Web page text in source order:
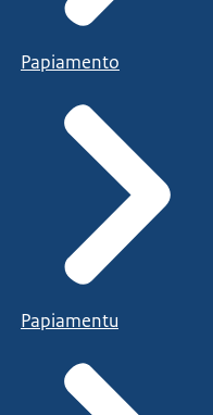
Papiamento
Papiamentu